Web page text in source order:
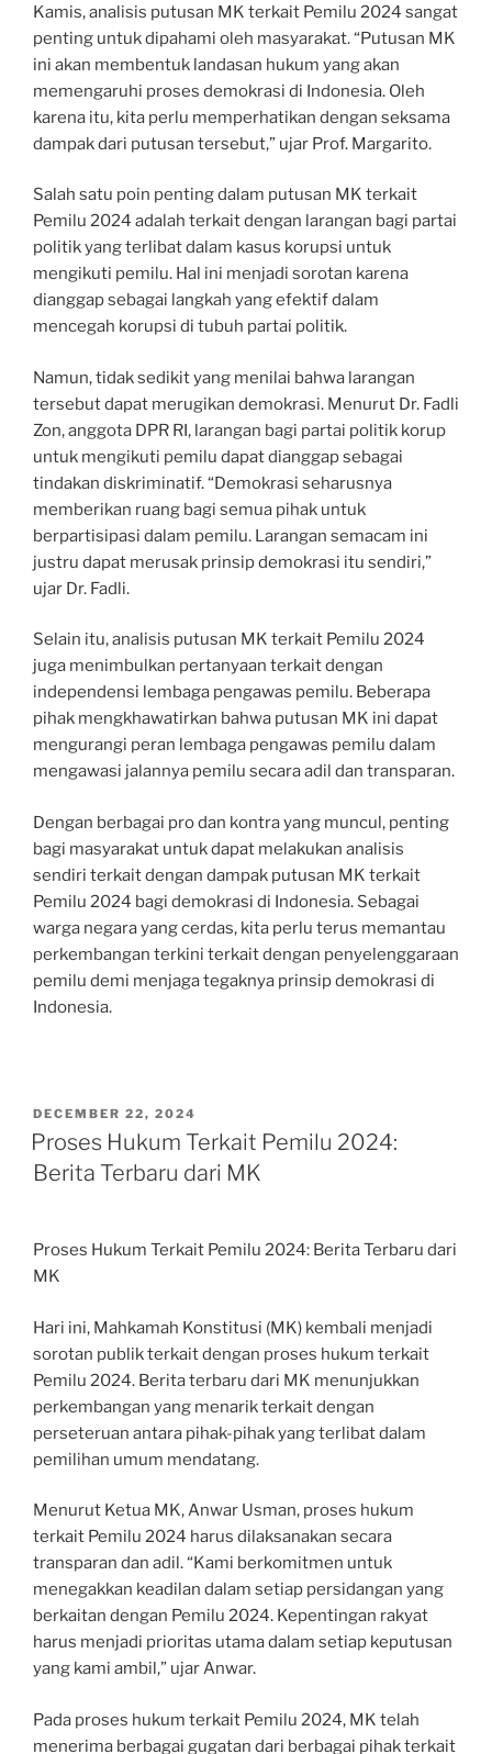
Kamis, analisis putusan MK terkait Pemilu 2024 sangat
penting untuk dipahami oleh masyarakat. “Putusan MK
ini akan membentuk landasan hukum yang akan
memengaruhi proses demokrasi di Indonesia. Oleh
karena itu, kita perlu memperhatikan dengan seksama
dampak dari putusan tersebut,” ujar Prof. Margarito.
Salah satu poin penting dalam putusan MK terkait
Pemilu 2024 adalah terkait dengan larangan bagi partai
politik yang terlibat dalam kasus korupsi untuk
mengikuti pemilu. Hal ini menjadi sorotan karena
dianggap sebagai langkah yang efektif dalam
mencegah korupsi di tubuh partai politik.
Namun, tidak sedikit yang menilai bahwa larangan
tersebut dapat merugikan demokrasi. Menurut Dr. Fadli
Zon, anggota DPR RI, larangan bagi partai politik korup
untuk mengikuti pemilu dapat dianggap sebagai
tindakan diskriminatif. “Demokrasi seharusnya
memberikan ruang bagi semua pihak untuk
berpartisipasi dalam pemilu. Larangan semacam ini
justru dapat merusak prinsip demokrasi itu sendiri,”
ujar Dr. Fadli.
Selain itu, analisis putusan MK terkait Pemilu 2024
juga menimbulkan pertanyaan terkait dengan
independensi lembaga pengawas pemilu. Beberapa
pihak mengkhawatirkan bahwa putusan MK ini dapat
mengurangi peran lembaga pengawas pemilu dalam
mengawasi jalannya pemilu secara adil dan transparan.
Dengan berbagai pro dan kontra yang muncul, penting
bagi masyarakat untuk dapat melakukan analisis
sendiri terkait dengan dampak putusan MK terkait
Pemilu 2024 bagi demokrasi di Indonesia. Sebagai
warga negara yang cerdas, kita perlu terus memantau
perkembangan terkini terkait dengan penyelenggaraan
pemilu demi menjaga tegaknya prinsip demokrasi di
Indonesia.
POSTED
ON
DECEMBER 22, 2024
Proses Hukum Terkait Pemilu 2024:
Berita Terbaru dari MK
Proses Hukum Terkait Pemilu 2024: Berita Terbaru dari
MK
Hari ini, Mahkamah Konstitusi (MK) kembali menjadi
sorotan publik terkait dengan proses hukum terkait
Pemilu 2024. Berita terbaru dari MK menunjukkan
perkembangan yang menarik terkait dengan
perseteruan antara pihak-pihak yang terlibat dalam
pemilihan umum mendatang.
Menurut Ketua MK, Anwar Usman, proses hukum
terkait Pemilu 2024 harus dilaksanakan secara
transparan dan adil. “Kami berkomitmen untuk
menegakkan keadilan dalam setiap persidangan yang
berkaitan dengan Pemilu 2024. Kepentingan rakyat
harus menjadi prioritas utama dalam setiap keputusan
yang kami ambil,” ujar Anwar.
Pada proses hukum terkait Pemilu 2024, MK telah
menerima berbagai gugatan dari berbagai pihak terkait